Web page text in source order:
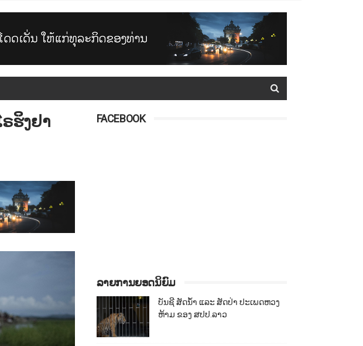
ຮິງຢາ
FACEBOOK
ລາຍການຍອດນິຍົມ
ບັນຊີ ສັດນ້ຳ ແລະ ສັດປ່າ ປະເພດຫວງ
ຫ້າມ ຂອງ ສປປ.ລາວ